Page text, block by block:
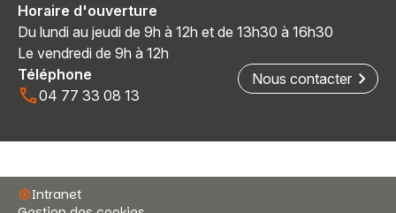
Horaire d'ouverture
Du lundi au jeudi de 9h à 12h et de 13h30 à 16h30
Le vendredi de 9h à 12h
Téléphone
04 77 33 08 13
Nous contacter
Intranet